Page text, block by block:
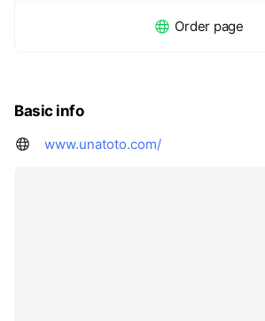
Order page
Basic info
www.unatoto.com/